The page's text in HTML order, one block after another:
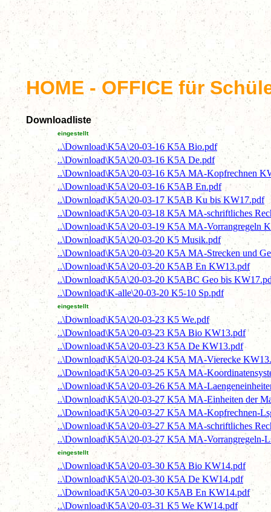
HOME - OFFICE für
Downloadliste
eingestellt
..\Download\K5A\20-03-16 K5A Bio.pdf
..\Download\K5A\20-03-16 K5A De.pdf
..\Download\K5A\20-03-16 K5A MA-Kopfrechnen
..\Download\K5A\20-03-16 K5AB En.pdf
..\Download\K5A\20-03-17 K5AB Ku bis KW17.pdf
..\Download\K5A\20-03-18 K5A MA-schriftliches
..\Download\K5A\20-03-19 K5A MA-Vorrangregeln
..\Download\K5A\20-03-20 K5 Musik.pdf
..\Download\K5A\20-03-20 K5A MA-Strecken und
..\Download\K5A\20-03-20 K5AB En KW13.pdf
..\Download\K5A\20-03-20 K5ABC Geo bis
..\Download\K-alle\20-03-20 K5-10 Sp.pdf
eingestellt
..\Download\K5A\20-03-23 K5 We.pdf
..\Download\K5A\20-03-23 K5A Bio KW13.pdf
..\Download\K5A\20-03-23 K5A De KW13.pdf
..\Download\K5A\20-03-24 K5A MA-Vierecke
..\Download\K5A\20-03-25 K5A MA-
..\Download\K5A\20-03-26 K5A MA-
..\Download\K5A\20-03-27 K5A MA-Einheiten der
..\Download\K5A\20-03-27 K5A MA-Kopfrechnen-
..\Download\K5A\20-03-27 K5A MA-schriftliches
..\Download\K5A\20-03-27 K5A MA-Vorrangregeln-
eingestellt
..\Download\K5A\20-03-30 K5A Bio KW14.pdf
..\Download\K5A\20-03-30 K5A De KW14.pdf
..\Download\K5A\20-03-30 K5AB En KW14.pdf
..\Download\K5A\20-03-31 K5 We KW14.pdf